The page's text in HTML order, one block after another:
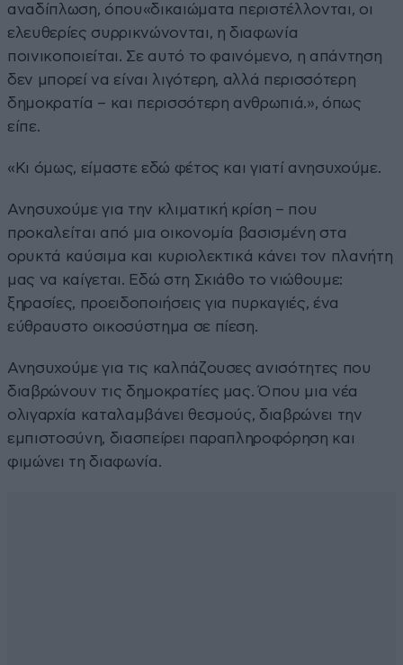
αναδίπλωση, όπου«δικαιώματα περιστέλλονται, οι
ελευθερίες συρρικνώνονται, η διαφωνία
ποινικοποιείται. Σε αυτό το φαινόμενο, η απάντηση
δεν μπορεί να είναι λιγότερη, αλλά περισσότερη
δημοκρατία – και περισσότερη ανθρωπιά.», όπως
είπε.
«Κι όμως, είμαστε εδώ φέτος και γιατί ανησυχούμε.
Ανησυχούμε για την κλιματική κρίση – που
προκαλείται από μια οικονομία βασισμένη στα
ορυκτά καύσιμα και κυριολεκτικά κάνει τον πλανήτη
μας να καίγεται. Εδώ στη Σκιάθο το νιώθουμε:
ξηρασίες, προειδοποιήσεις για πυρκαγιές, ένα
εύθραυστο οικοσύστημα σε πίεση.
Ανησυχούμε για τις καλπάζουσες ανισότητες που
διαβρώνουν τις δημοκρατίες μας. Όπου μια νέα
ολιγαρχία καταλαμβάνει θεσμούς, διαβρώνει την
εμπιστοσύνη, διασπείρει παραπληροφόρηση και
φιμώνει τη διαφωνία.